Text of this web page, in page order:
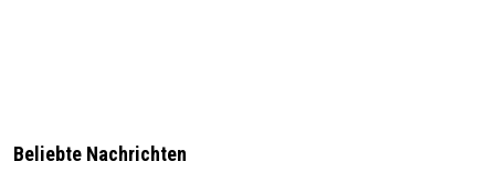
Beliebte Nachrichten